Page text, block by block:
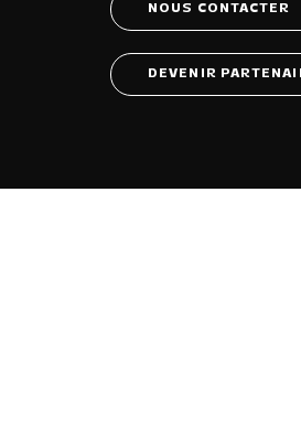
NOUS CONTACTER
DEVENIR